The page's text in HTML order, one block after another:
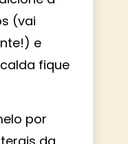
(vai
e
fique
por